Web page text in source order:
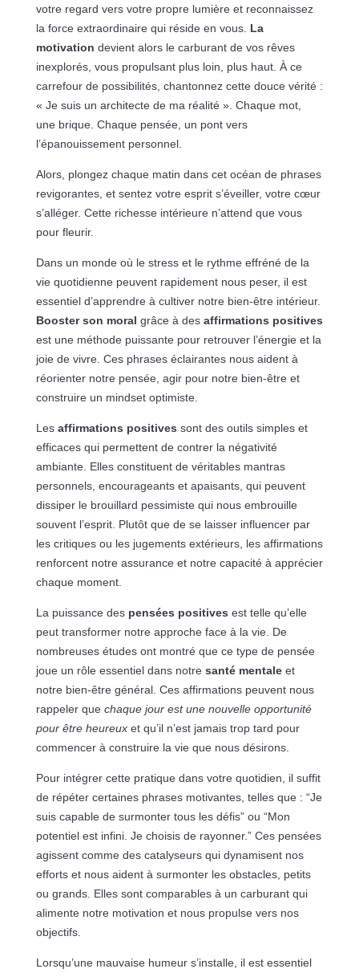
votre regard vers votre propre lumière et reconnaissez
la force extraordinaire qui réside en vous. La
motivation devient alors le carburant de vos rêves
inexplorés, vous propulsant plus loin, plus haut. À ce
carrefour de possibilités, chantonnez cette douce vérité :
« Je suis un architecte de ma réalité ». Chaque mot,
une brique. Chaque pensée, un pont vers
l’épanouissement personnel.
Alors, plongez chaque matin dans cet océan de phrases
revigorantes, et sentez votre esprit s’éveiller, votre cœur
s’alléger. Cette richesse intérieure n’attend que vous
pour fleurir.
Dans un monde où le stress et le rythme effréné de la
vie quotidienne peuvent rapidement nous peser, il est
essentiel d’apprendre à cultiver notre bien-être intérieur.
Booster son moral grâce à des affirmations positives
est une méthode puissante pour retrouver l’énergie et la
joie de vivre. Ces phrases éclairantes nous aident à
réorienter notre pensée, agir pour notre bien-être et
construire un mindset optimiste.
Les affirmations positives sont des outils simples et
efficaces qui permettent de contrer la négativité
ambiante. Elles constituent de véritables mantras
personnels, encourageants et apaisants, qui peuvent
dissiper le brouillard pessimiste qui nous embrouille
souvent l’esprit. Plutôt que de se laisser influencer par
les critiques ou les jugements extérieurs, les affirmations
renforcent notre assurance et notre capacité à apprécier
chaque moment.
La puissance des pensées positives est telle qu’elle
peut transformer notre approche face à la vie. De
nombreuses études ont montré que ce type de pensée
joue un rôle essentiel dans notre santé mentaleet
notre bien-être général. Ces affirmations peuvent nous
rappeler que chaque jour est une nouvelle opportunité
pour être heureuxet qu’il n’est jamais trop tard pour
commencer à construire la vie que nous désirons.
Pour intégrer cette pratique dans votre quotidien, il suffit
de répéter certaines phrases motivantes, telles que : “Je
suis capable de surmonter tous les défis” ou “Mon
potentiel est infini. Je choisis de rayonner.” Ces pensées
agissent comme des catalyseurs qui dynamisent nos
efforts et nous aident à surmonter les obstacles, petits
ou grands. Elles sont comparables à un carburant qui
alimente notre motivation et nous propulse vers nos
objectifs.
Lorsqu’une mauvaise humeur s’installe, il est essentiel